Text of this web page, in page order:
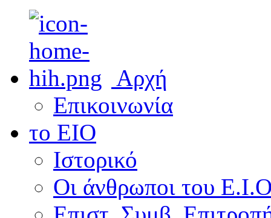
Αρχή
Επικοινωνία
το ΕΙΟ
Ιστορικό
Οι άνθρωποι του